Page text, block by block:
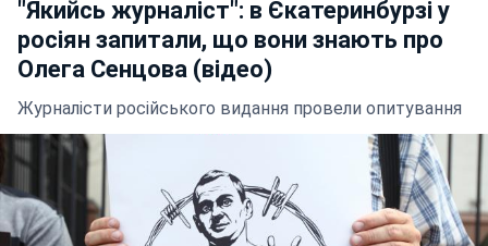
"Якийсь журналіст": в Єкатеринбурзі у
росіян запитали, що вони знають про
Олега Сенцова (відео)
Журналісти російського видання провели опитування